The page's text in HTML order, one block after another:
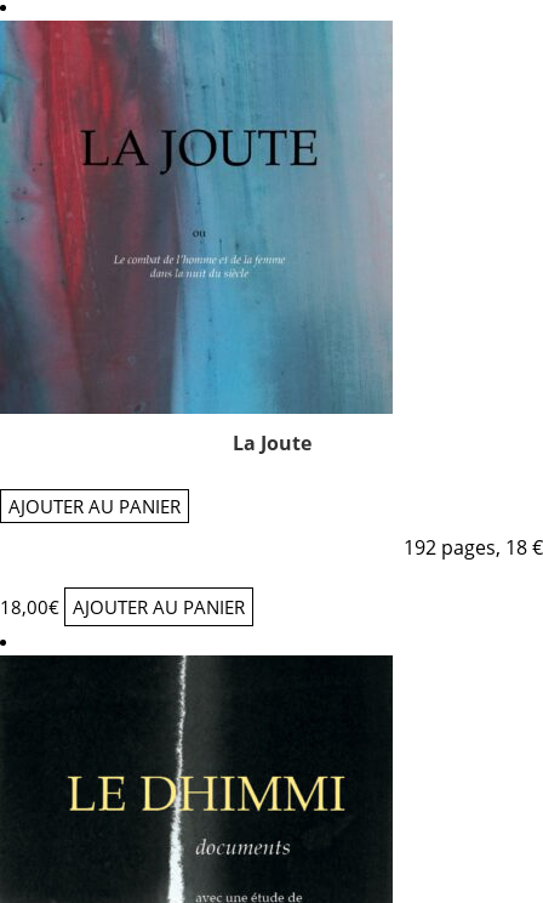
La Joute
AJOUTER AU PANIER
192 pages, 18 €
18,00€ AJOUTER AU PANIER